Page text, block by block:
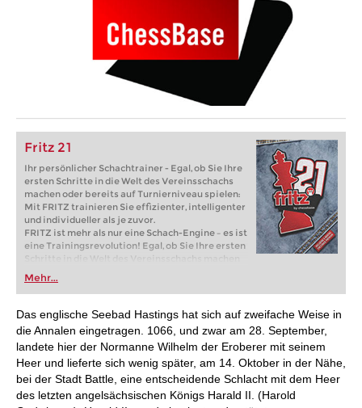
Fritz 21
Ihr persönlicher Schachtrainer - Egal, ob Sie Ihre
ersten Schritte in die Welt des Vereinsschachs
machen oder bereits auf Turnierniveau spielen:
Mit FRITZ trainieren Sie effizienter, intelligenter
und individueller als je zuvor.
FRITZ ist mehr als nur eine Schach-Engine – es ist
eine Trainingsrevolution! Egal, ob Sie Ihre ersten
Schritte in die Welt des Vereinsschachs machen
oder bereits auf Turnierniveau spielen: Mit
FRITZ trainieren Sie effizienter, intelligenter und
individueller als je zuvor.
Mehr...
Das englische Seebad Hastings hat sich auf zweifache Weise in
die Annalen eingetragen. 1066, und zwar am 28. September,
landete hier der Normanne Wilhelm der Eroberer mit seinem
Heer und lieferte sich wenig später, am 14. Oktober in der Nähe,
bei der Stadt Battle, eine entscheidende Schlacht mit dem Heer
des letzten angelsächsischen Königs Harald II. (Harold